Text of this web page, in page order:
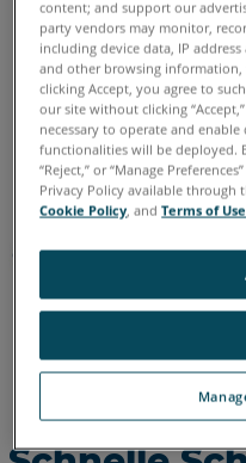
Chinesisch Deutsch
Japanisch Koreanisch
content; and support our
party vendors may monitor,
including device data, IP
and other browsing information,
clicking Accept, you agree to
our site without clicking
necessary to operate and
functionalities will be deployed.
“Reject,” or “Manage
Privacy Policy available
Cookie Policy, andTerms of Use